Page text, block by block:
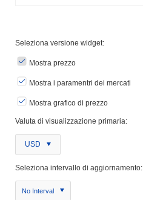
Seleziona versione widget:
Mostra prezzo
Mostra i paramentri dei mercati
Mostra grafico di prezzo
Valuta di visualizzazione primaria:
USD
Seleziona intervallo di aggiornamento:
No Interval